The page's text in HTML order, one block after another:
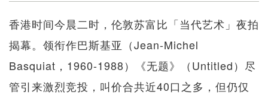
香港时间今晨二时，伦敦苏富比「当代艺术」夜拍
揭幕。领衔作巴斯基亚（Jean-Michel
Basquiat，1960-1988）《无题》（Untitled）尽
管引来激烈竞投，叫价合共近40口之多，但仍仅